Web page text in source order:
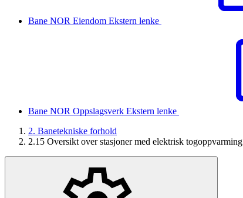
Bane NOR Eiendom Ekstern lenke
Bane NOR Oppslagsverk Ekstern lenke
2. Banetekniske forhold
2.15 Oversikt over stasjoner med elektrisk togoppvarming